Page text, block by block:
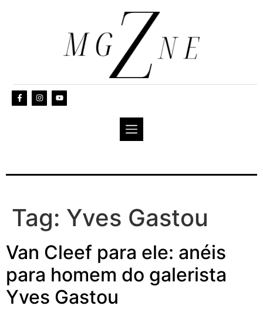
Tag: Yves Gastou
Van Cleef para ele: anéis
para homem do galerista
Yves Gastou